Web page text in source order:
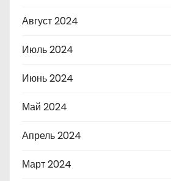
Август 2024
Июль 2024
Июнь 2024
Май 2024
Апрель 2024
Март 2024